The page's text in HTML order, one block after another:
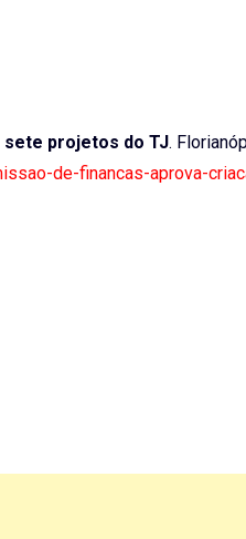
sete projetos do TJ.
de-financas-aprova-